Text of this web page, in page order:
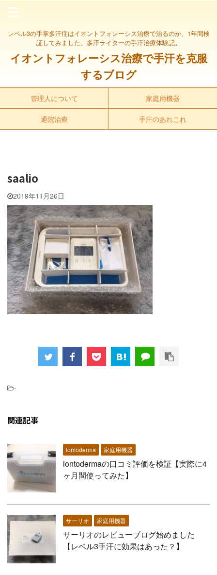
レベル3の手掌多汗症はイオントフォレーシス治療で治るのか、1年間検
証してみました。多汗ライターの手汗治療体験記。
イオントフォレーシス治療で手汗を克服
するブログ
管理人について 家庭用機器
通院治療 手汗のあれこれ
saalio
2019年11月26日
-
関連記事
Iontoderma 家庭用機器
iontodermaの口コミ評価を検証【実際に4
ヶ月間使ってみた】
サーリオ 家庭用機器
サーリオのレビューブログ始めました
【レベル3手汗に効果はあった？】